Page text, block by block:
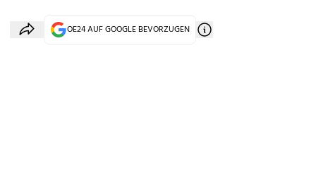
OE24 AUF GOOGLE BEVORZUGEN